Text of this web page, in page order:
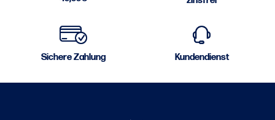
Sichere Zahlung Kundendienst